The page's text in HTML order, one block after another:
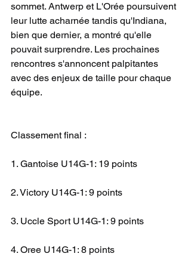
sommet. Antwerp et L'Orée poursuivent
leur lutte acharnée tandis qu'Indiana,
bien que dernier, a montré qu'elle
pouvait surprendre. Les prochaines
rencontres s'annoncent palpitantes
avec des enjeux de taille pour chaque
équipe.
Classement final :
1. Gantoise U14G-1: 19 points
2. Victory U14G-1: 9 points
3. Uccle Sport U14G-1: 9 points
4. Oree U14G-1: 8 points